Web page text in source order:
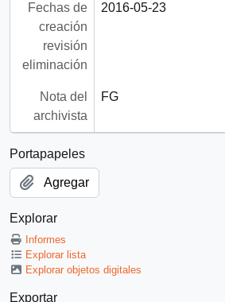
Fechas de
creación
revisión
eliminación
2016-05-23
Nota del
archivista
FG
Portapapeles
Agregar
Explorar
Informes
Explorar lista
Explorar objetos digitales
Exportar